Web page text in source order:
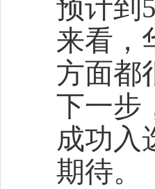
预计到
来看，
方面都
下一步
成功入
期待。